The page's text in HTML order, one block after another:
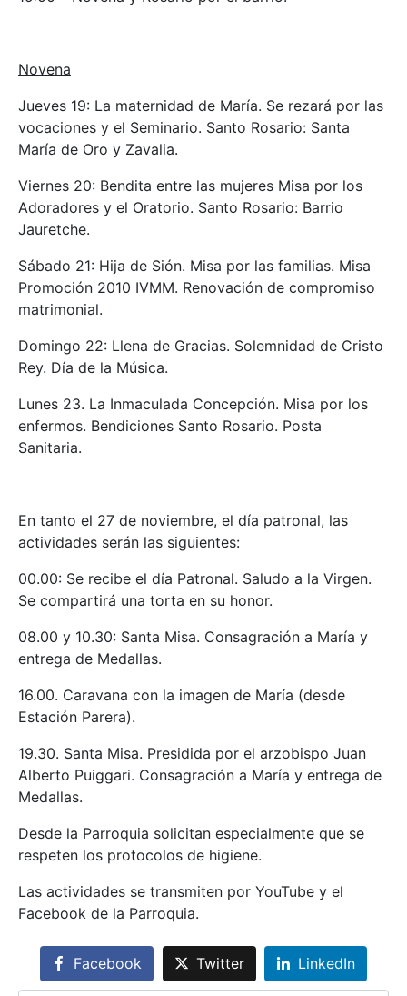
Novena
Jueves 19: La maternidad de María. Se rezará por las
vocaciones y el Seminario. Santo Rosario: Santa
María de Oro y Zavalia.
Viernes 20: Bendita entre las mujeres Misa por los
Adoradores y el Oratorio. Santo Rosario: Barrio
Jauretche.
Sábado 21: Hija de Sión. Misa por las familias. Misa
Promoción 2010 IVMM. Renovación de compromiso
matrimonial.
Domingo 22: Llena de Gracias. Solemnidad de Cristo
Rey. Día de la Música.
Lunes 23. La Inmaculada Concepción. Misa por los
enfermos. Bendiciones Santo Rosario. Posta
Sanitaria.
En tanto el 27 de noviembre, el día patronal, las
actividades serán las siguientes:
00.00: Se recibe el día Patronal. Saludo a la Virgen.
Se compartirá una torta en su honor.
08.00 y 10.30: Santa Misa. Consagración a María y
entrega de Medallas.
16.00. Caravana con la imagen de María (desde
Estación Parera).
19.30. Santa Misa. Presidida por el arzobispo Juan
Alberto Puiggari. Consagración a María y entrega de
Medallas.
Desde la Parroquia solicitan especialmente que se
respeten los protocolos de higiene.
Las actividades se transmiten por YouTube y el
Facebook de la Parroquia.
Facebook Twitter LinkedIn